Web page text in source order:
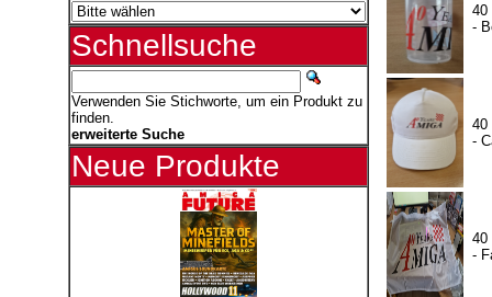
Schnellsuche
Verwenden Sie Stichworte, um ein Produkt zu
finden.
erweiterte Suche
Neue Produkte
40
-
40
-
40
-